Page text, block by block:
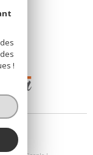
!